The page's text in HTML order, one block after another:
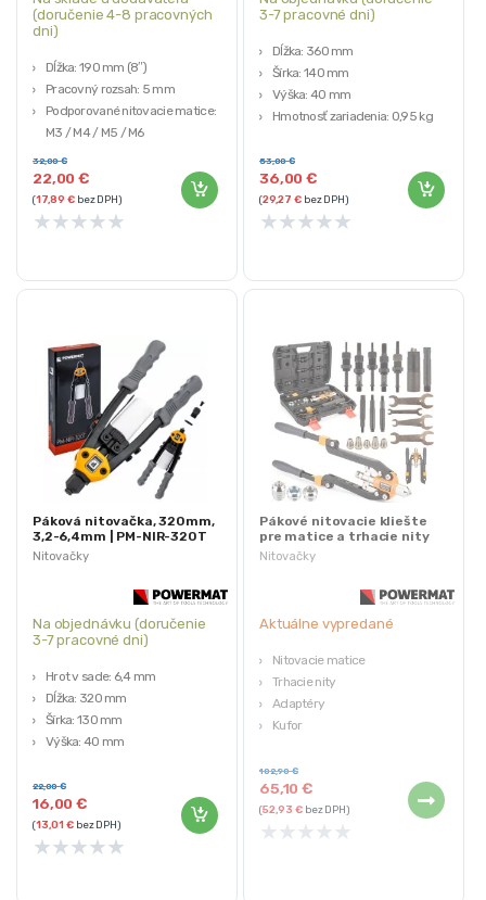
(doručenie 4-8 pracovných
dni)
Dĺžka: 190 mm (8″)
Pracovný rozsah: 5 mm
Podporované nitovacie matice:
M3 / M4 / M5 / M6
Materiály nitovacích matíc: oceľ,
nehrdzavejúca oceľ, hliník
Materiál konštrukcie: oceľ + hliník
22,00€
32,00€
(17,89€bez DPH)
★★★★★
3-7 pracovné dni)
Dĺžka: 360 mm
Šírka: 140 mm
Výška: 40 mm
Hmotnosť zariadenia: 0,95 kg
matíc: M3, M4, M5, M6, M8, M10,
M12
36,00€
53,00€
(29,27€bez DPH)
★★★★★
Nitovačky
Páková nitovačka, 320mm,
3,2-6,4mm | PM-NIR-320T
Na objednávku (doručenie
3-7 pracovné dni)
Hrot v sade: 6,4 mm
Dĺžka: 320 mm
Šírka: 130 mm
Výška: 40 mm
mm, 4,0 mm, 4,8 mm, 6,0 mm,
6,4 mm
16,00€
22,00€
(13,01€bez DPH)
★★★★★
Nitovačky
Pákové nitovacie kliešte
pre matice a trhacie nity
22ks 3v1 | PM-NIR-22T
Aktuálne vypredané
Nitovacie matice
Trhacie nity
Adaptéry
Kufor
65,10€
102,90€
(52,93€bez DPH)
★ ★ ★ ★ ★